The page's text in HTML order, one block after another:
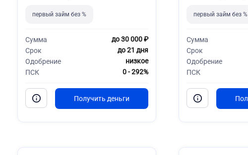
первый займ без %
Сумма
до 30 000 ₽
Срок
до 21 дня
Одобрение
низкое
ПСК
0 - 292%
первый займ без %
Сумма
Срок
Одобрение
ПСК